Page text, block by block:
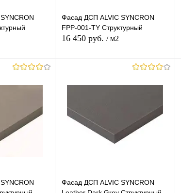
В наличии
Фасад ДСП ALVIC SYNCRON
FPP-001-TY Структурный
16 450 руб. / м2
В избранное В наличии
Фасад ДСП ALVIC SYNCRON